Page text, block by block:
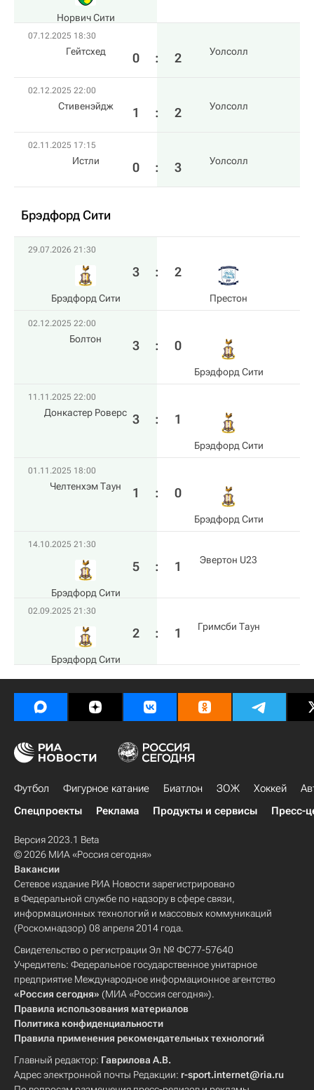
Норвич Сити
07.12.2025 18:30
Гейтсхед 0 : 2 Уолсолл
02.12.2025 22:00
Стивенэйдж 1 : 2 Уолсолл
02.11.2025 17:15
Истли 0 : 3 Уолсолл
Брэдфорд Сити
29.07.2026 21:30
Брэдфорд Сити
3 : 2
Престон
02.12.2025 22:00
Болтон 3 : 0
Брэдфорд Сити
11.11.2025 22:00
Донкастер Роверс 3 : 1
Брэдфорд Сити
01.11.2025 18:00
Челтенхэм Таун 1 : 0
Брэдфорд Сити
14.10.2025 21:30
Брэдфорд Сити
5 : 1 Эвертон U23
02.09.2025 21:30
Брэдфорд Сити
2 : 1 Гримсби Таун
Футбол Фигурное катание Биатлон ЗОЖ Хоккей
Спецпроекты
Реклама Продукты и сервисы Пресс-
Версия 2023.1 Beta
© 2026 МИА «Россия сегодня»
Вакансии
Сетевое издание РИА Новости зарегистрировано
в Федеральной службе по надзору в сфере связи,
информационных технологий и массовых коммуникаций
(Роскомнадзор) 08 апреля 2014 года.
Свидетельство о регистрации Эл № ФС77-57640
Учредитель: Федеральное государственное унитарное
предприятие Международное информационное агентство
«Россия сегодня» (МИА «Россия сегодня»).
Правила использования материалов
Политика конфиденциальности
Правила применения рекомендательных технологий
Главный редактор: Гаврилова А.В.
Адрес электронной почты Редакции: r-sport.internet@ria.ru